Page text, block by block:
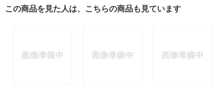
この商品を見た人は、こちらの商品も見ています